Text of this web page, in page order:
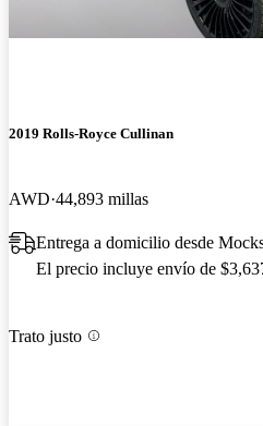
2019 Rolls-Royce Cullinan
AWD 44,893 millas
Entrega a domicilio desde
El precio incluye envío de
Trato justo